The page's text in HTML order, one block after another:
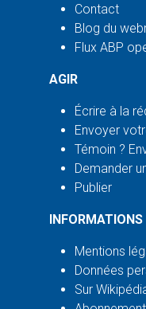
Contact
Blog du
Flux ABP
AGIR
Écrire à la
Envoyer
Témoin ?
Demander
Publier
INFORMATIONS
Mentions
Données
Sur